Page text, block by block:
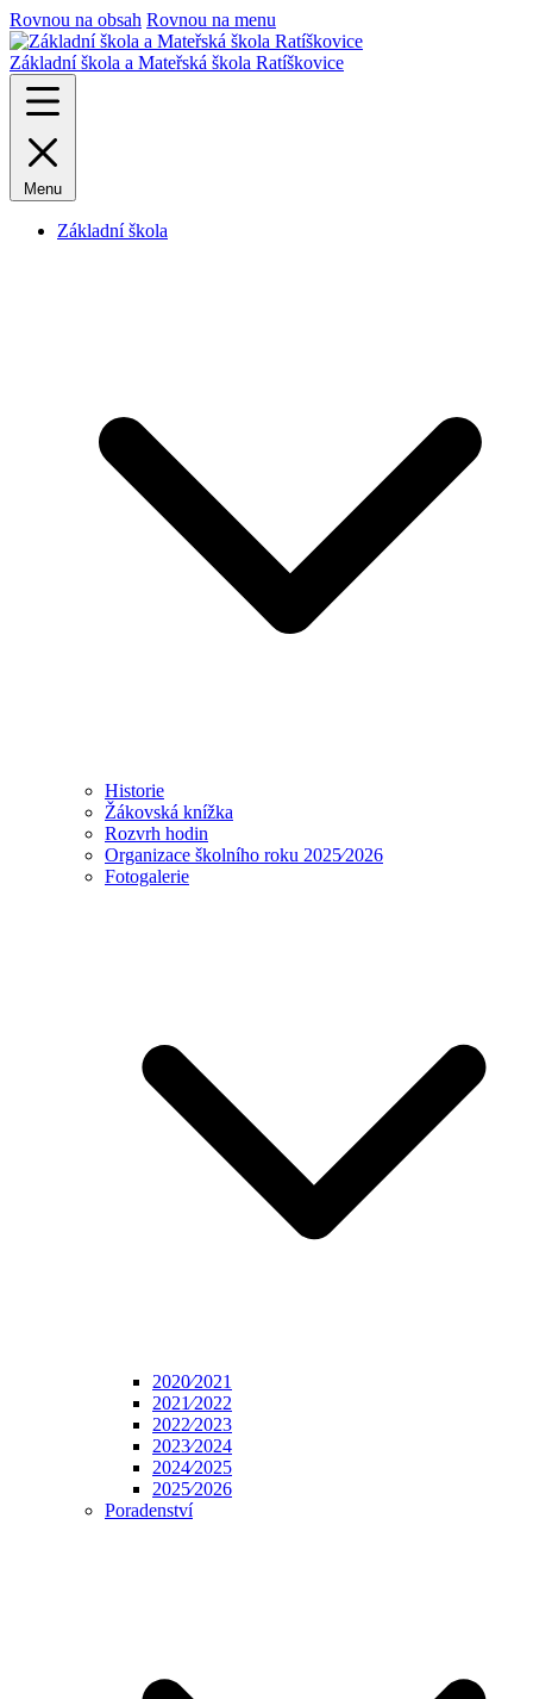
Rovnou na obsah Rovnou na menu
Základní škola a Mateřská škola Ratíškovice
Menu
Základní škola
Historie
Žákovská knížka
Rozvrh hodin
Organizace školního roku 2025⁄2026
Fotogalerie
2020⁄2021
2021⁄2022
2022⁄2023
2023⁄2024
2024⁄2025
2025⁄2026
Poradenství